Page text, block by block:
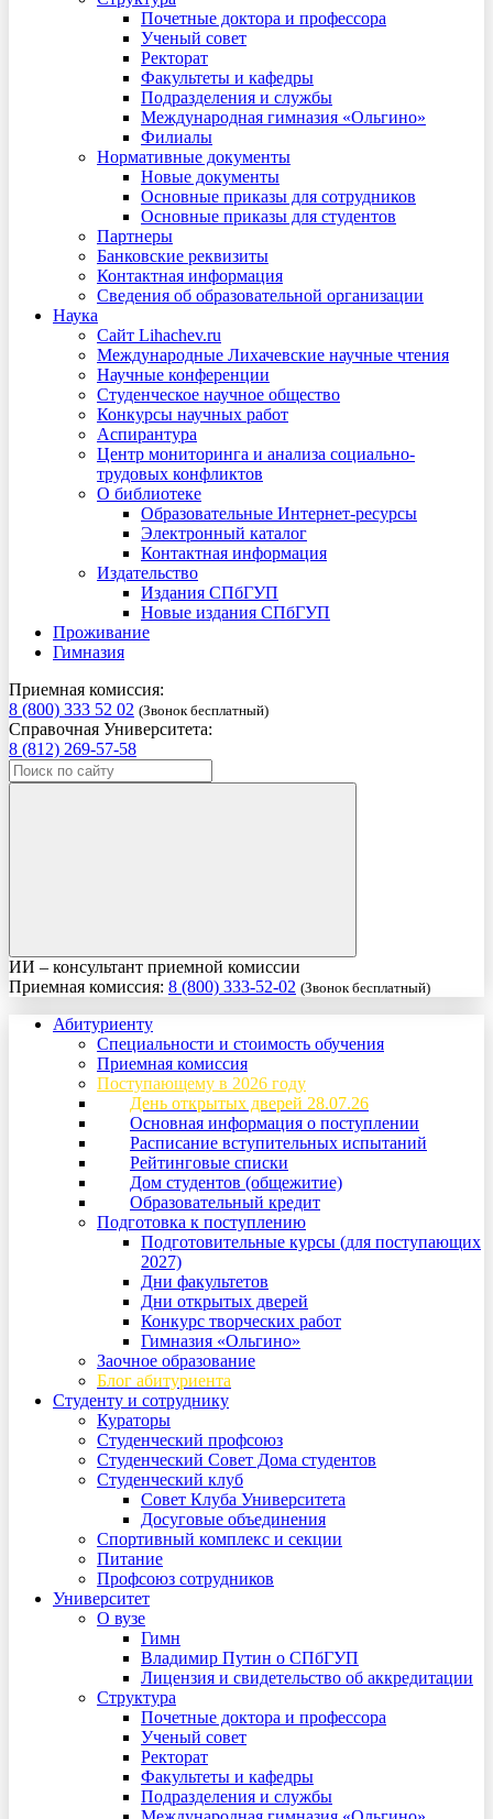
Почетные доктора и профессора
Ученый совет
Ректорат
Факультеты и кафедры
Подразделения и службы
Международная гимназия «Ольгино»
Филиалы
Нормативные документы
Новые документы
Основные приказы для сотрудников
Основные приказы для студентов
Партнеры
Банковские реквизиты
Контактная информация
Сведения об образовательной организации
Наука
Сайт Lihachev.ru
Международные Лихачевские научные чтения
Научные конференции
Студенческое научное общество
Конкурсы научных работ
Аспирантура
Центр мониторинга и анализа социально-
трудовых конфликтов
О библиотеке
Образовательные Интернет-ресурсы
Электронный каталог
Контактная информация
Издательство
Издания СПбГУП
Новые издания СПбГУП
Проживание
Гимназия
Приемная комиссия:
8 (800) 333 52 02 (Звонок бесплатный)
Справочная Университета:
8 (812) 269-57-58
ИИ – консультант приемной комиссии
Приемная комиссия: 8 (800) 333-52-02 (Звонок бесплатный)
Абитуриенту
Специальности и стоимость обучения
Приемная комиссия
Поступающему в 2026 году
День открытых дверей 28.07.26
Основная информация о поступлении
Расписание вступительных испытаний
Рейтинговые списки
Дом студентов (общежитие)
Образовательный кредит
Подготовка к поступлению
Подготовительные курсы (для поступающих
2027)
Дни факультетов
Дни открытых дверей
Конкурс творческих работ
Гимназия «Ольгино»
Заочное образование
Блог абитуриента
Студенту и сотруднику
Кураторы
Студенческий профсоюз
Студенческий Совет Дома студентов
Студенческий клуб
Совет Клуба Университета
Досуговые объединения
Спортивный комплекс и секции
Питание
Профсоюз сотрудников
Университет
О вузе
Гимн
Владимир Путин о СПбГУП
Лицензия и свидетельство об аккредитации
Структура
Почетные доктора и профессора
Ученый совет
Ректорат
Факультеты и кафедры
Подразделения и службы